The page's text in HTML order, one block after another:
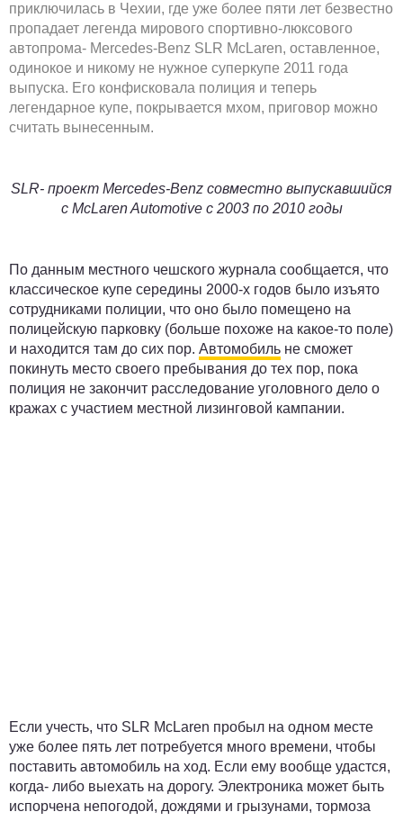
приключилась в Чехии, где уже более пяти лет безвестно
пропадает легенда мирового спортивно-люксового
автопрома- Mercedes-Benz SLR McLaren, оставленное,
одинокое и никому не нужное суперкупе 2011 года
выпуска. Его конфисковала полиция и теперь
легендарное купе, покрывается мхом, приговор можно
считать вынесенным.
SLR- проект Mercedes-Benz совместно выпускавшийся
с McLarenAutomotive с 2003 по 2010 годы
По данным местного чешского журнала сообщается, что
классическое купе середины 2000-х годов было изъято
сотрудниками полиции, что оно было помещено на
полицейскую парковку (больше похоже на какое-то поле)
и находится там до сих пор. Автомобиль не сможет
покинуть место своего пребывания до тех пор, пока
полиция не закончит расследование уголовного дело о
кражах с участием местной лизинговой кампании.
Если учесть, что SLR McLaren пробыл на одном месте
уже более пять лет потребуется много времени, чтобы
поставить автомобиль на ход. Если ему вообще удастся,
когда- либо выехать на дорогу. Электроника может быть
испорчена непогодой, дождями и грызунами, тормоза